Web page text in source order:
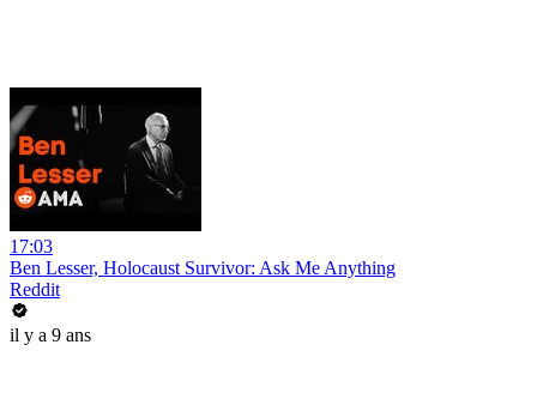
17:03
Ben Lesser, Holocaust Survivor: Ask Me Anything
Reddit
il y a 9 ans